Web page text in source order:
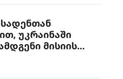
უკრაინაში
მისიის